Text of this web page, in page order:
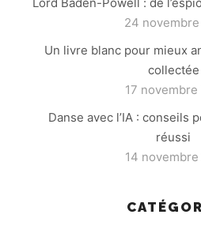
24
Un livre blanc pour mieux
collectée
17 novembre
Danse avec l’IA : conseils
réussi
14